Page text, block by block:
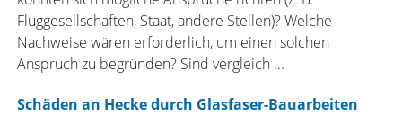
Fluggesellschaften, Staat, andere Stellen)? Welche
Nachweise wären erforderlich, um einen solchen
Anspruch zu begründen? Sind vergleich ...
Schäden an Hecke durch Glasfaser-Bauarbeiten